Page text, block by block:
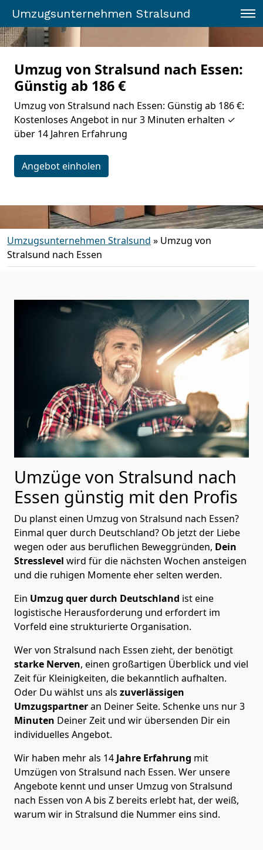
Umzugsunternehmen Stralsund
Umzug von Stralsund nach Essen:
Günstig ab 186 €
Umzug von Stralsund nach Essen: Günstig ab 186 €:
Kostenloses Angebot in nur 3 Minuten erhalten ✓
über 14 Jahren Erfahrung
Angebot einholen
Umzugsunternehmen Stralsund » Umzug von
Stralsund nach Essen
Umzüge von Stralsund nach
Essen günstig mit den Profis
Du planst einen Umzug von Stralsund nach Essen?
Einmal quer durch Deutschland? Ob jetzt der Liebe
wegen oder aus beruflichen Beweggründen, Dein
Stresslevel wird für die nächsten Wochen ansteigen
und die ruhigen Momente eher selten werden.
Ein Umzug quer durch Deutschland ist eine
logistische Herausforderung und erfordert im
Vorfeld eine strukturierte Organisation.
Wer von Stralsund nach Essen zieht, der benötigt
starke Nerven, einen großartigen Überblick und viel
Zeit für Kleinigkeiten, die bekanntlich aufhalten.
Oder Du wählst uns als zuverlässigen
Umzugspartneran Deiner Seite. Schenke uns nur3
Minuten Deiner Zeit und wir übersenden Dir ein
individuelles Angebot.
Wir haben mehr als 14 Jahre Erfahrung mit
Umzügen von Stralsund nach Essen. Wer unsere
Angebote kennt und unser Umzug von Stralsund
nach Essen von A bis Z bereits erlebt hat, der weiß,
warum wir in Stralsund die Nummer eins sind.